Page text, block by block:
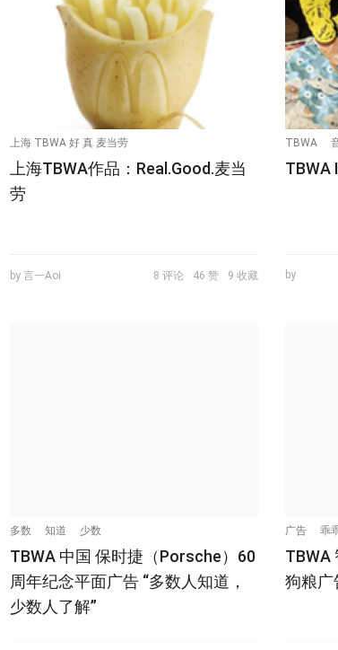
上海 TBWA 好 真 麦当劳
上海TBWA作品：Real.Good.麦当
劳
by 言一Aoi 8 评论 46 赞 9 收藏
TBWA
TBWA
by
多数 知道 少数
TBWA 中国 保时捷（Porsche）60
周年纪念平面广告 “多数人知道，
少数人了解”
广告 乖
TBWA
狗粮广